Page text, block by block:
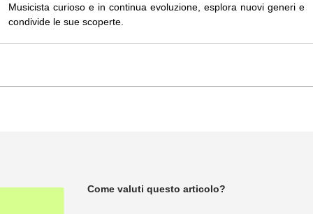
Musicista curioso e in continua evoluzione, esplora nuovi generi e
condivide le sue scoperte.
Come valuti questo articolo?